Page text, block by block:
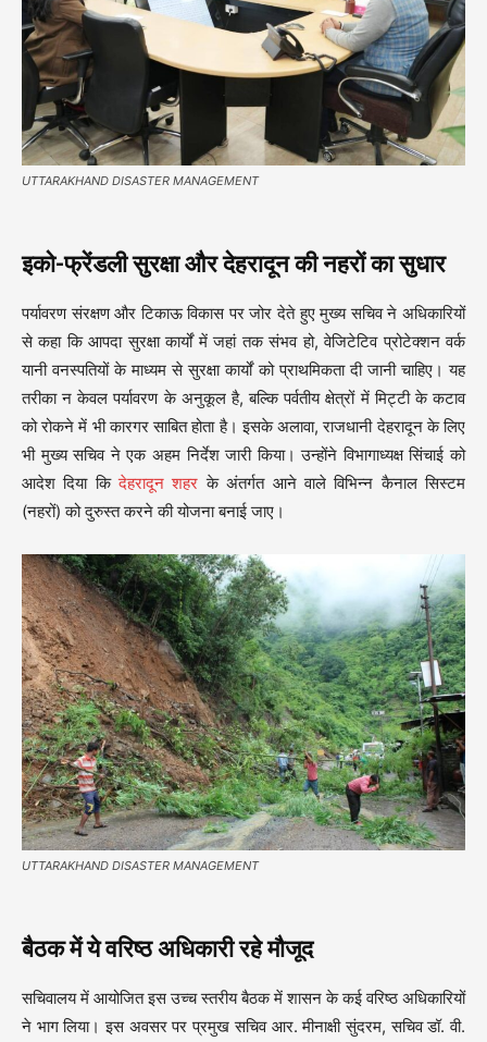
UTTARAKHAND DISASTER MANAGEMENT
इको-फ्रेंडली सुरक्षा और देहरादून की नहरों का सुधार
पर्यावरण संरक्षण और टिकाऊ विकास पर जोर देते हुए मुख्य सचिव ने अधिकारियों
से कहा कि आपदा सुरक्षा कार्यों में जहां तक संभव हो, वेजिटेटिव प्रोटेक्शन वर्क
यानी वनस्पतियों के माध्यम से सुरक्षा कार्यों को प्राथमिकता दी जानी चाहिए। यह
तरीका न केवल पर्यावरण के अनुकूल है, बल्कि पर्वतीय क्षेत्रों में मिट्टी के कटाव
को रोकने में भी कारगर साबित होता है। इसके अलावा, राजधानी देहरादून के लिए
भी मुख्य सचिव ने एक अहम निर्देश जारी किया। उन्होंने विभागाध्यक्ष सिंचाई को
आदेश दिया किदेहरादून शहर के अंतर्गत आने वाले विभिन्न कैनाल सिस्टम
(नहरों) को दुरुस्त करने की योजना बनाई जाए।
UTTARAKHAND DISASTER MANAGEMENT
बैठक में ये वरिष्ठ अधिकारी रहे मौजूद
सचिवालय में आयोजित इस उच्च स्तरीय बैठक में शासन के कई वरिष्ठ अधिकारियों
ने भाग लिया। इस अवसर पर प्रमुख सचिव आर. मीनाक्षी सुंदरम, सचिव डॉ. वी.